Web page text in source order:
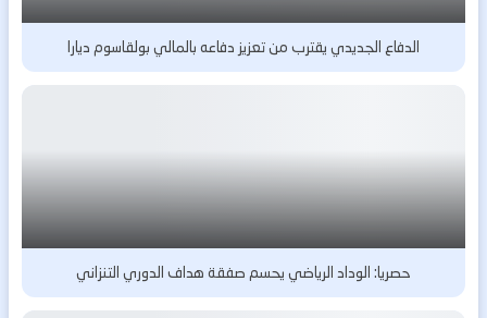
الدفاع الجديدي يقترب من تعزيز دفاعه بالمالي بولقاسوم ديارا
حصريا: الوداد الرياضي يحسم صفقة هداف الدوري التنزاني